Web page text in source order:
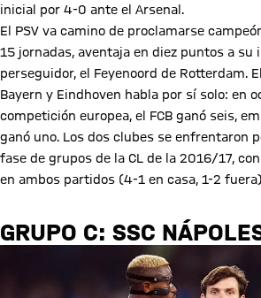
inicial por 4-0 ante el Arsenal.
El PSV va camino de proclamarse
15 jornadas, aventaja en diez puntos a su
perseguidor, el Feyenoord de Rotterdam.
Bayern y Eindhoven habla por sí solo: en
competición europea, el FCB ganó seis,
ganó uno. Los dos clubes se enfrentaron
fase de grupos de la CL de la 2016/17,
en ambos partidos (4-1 en casa, 1-2
GRUPO C: SSC